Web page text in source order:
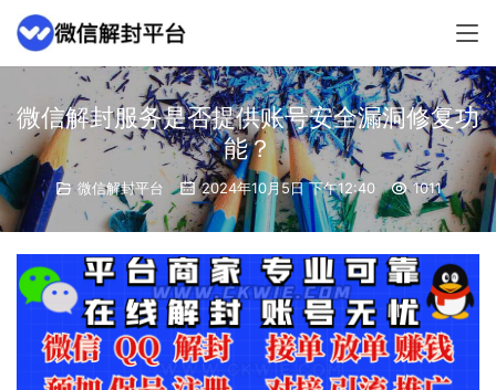
微信解封服务是否提供账号安全漏洞修复功
能？
微信解封平台 2024年10月5日 下午12:40 1011